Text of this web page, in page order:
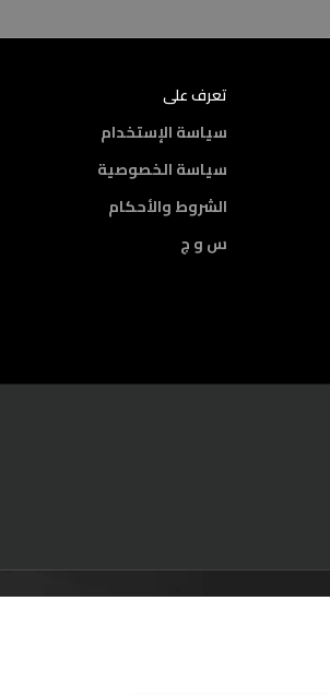
تعرف على
سياسة الإستخدام
سياسة الخصوصية
الشروط والأحكام
س و ج